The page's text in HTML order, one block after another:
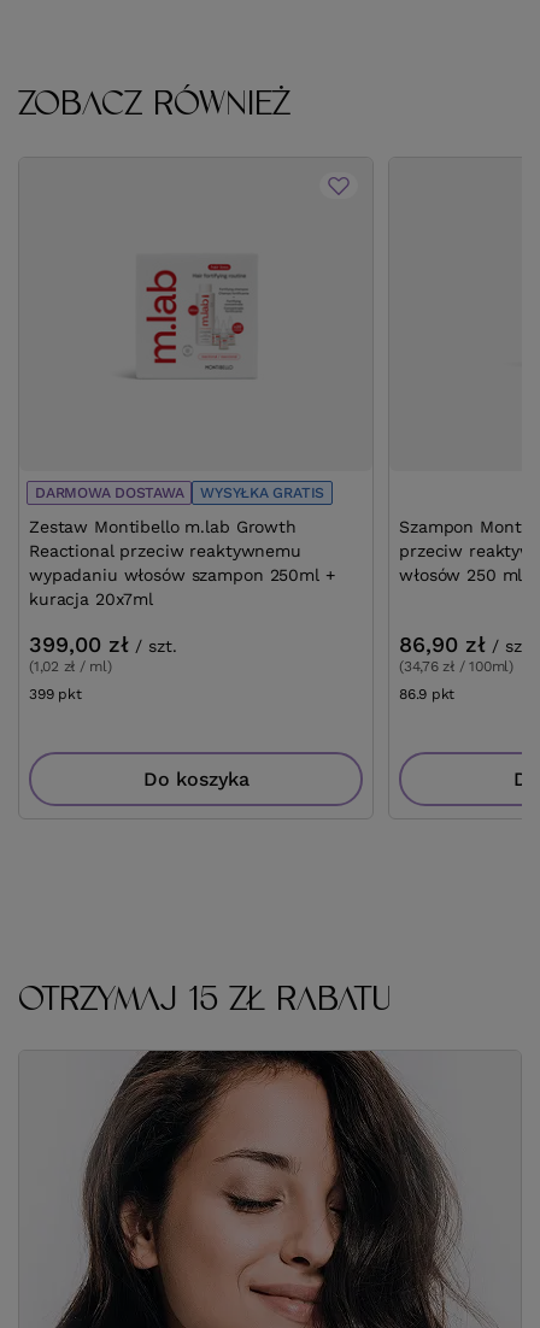
ZOBACZ RÓWNIEŻ
DARMOWA DOSTAWA WYSYŁKA GRATIS
Zestaw Montibello m.lab Growth
Reactional przeciw reaktywnemu
wypadaniu włosów szampon 250ml +
kuracja 20x7ml
399,00 zł / szt.
(1,02 zł / ml)
399 pktpunktów
Do koszyka
Szampon
przeciw
włosów 250 ml
86,90 zł / szt.
(34,76 zł / 100ml)
86.9 pkt
OTRZYMAJ 15 ZŁ RABATU